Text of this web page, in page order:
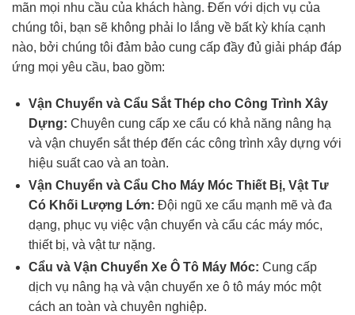
mãn mọi nhu cầu của khách hàng. Đến với dịch vụ của
chúng tôi, bạn sẽ không phải lo lắng về bất kỳ khía cạnh
nào, bởi chúng tôi đảm bảo cung cấp đầy đủ giải pháp đáp
ứng mọi yêu cầu, bao gồm:
Vận Chuyển và Cẩu Sắt Thép cho Công Trình Xây
Dựng: Chuyên cung cấp xe cẩu có khả năng nâng hạ
và vận chuyển sắt thép đến các công trình xây dựng với
hiệu suất cao và an toàn.
Vận Chuyển và Cẩu Cho Máy Móc Thiết Bị, Vật Tư
Có Khối Lượng Lớn: Đội ngũ xe cẩu mạnh mẽ và đa
dạng, phục vụ việc vận chuyển và cẩu các máy móc,
thiết bị, và vật tư nặng.
Cẩu và Vận Chuyển Xe Ô Tô Máy Móc: Cung cấp
dịch vụ nâng hạ và vận chuyển xe ô tô máy móc một
cách an toàn và chuyên nghiệp.